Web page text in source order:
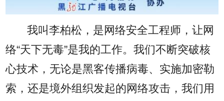
我叫李柏松，是网络安全工程师，让网
络“天下无毒”是我的工作。我们不断突破核
心技术，无论是黑客传播病毒、实施加密勒
索，还是境外组织发起的网络攻击，我们用